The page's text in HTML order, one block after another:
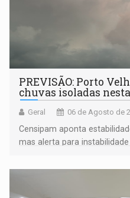
PREVISÃO: Porto
chuvas isoladas
Geral 06 de Agosto de
Censipam aponta
mas alerta para